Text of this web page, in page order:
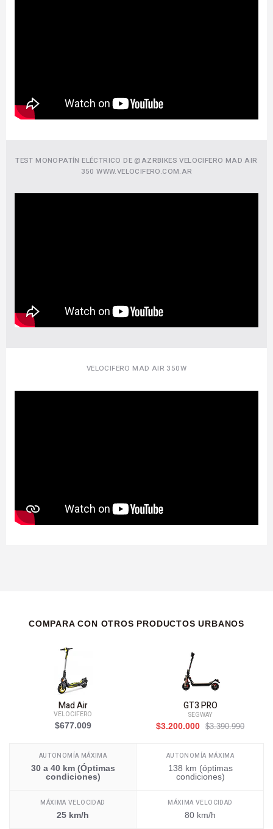
TEST MONOPATÍN ELÉCTRICO DE @AZRBIKES VELOCIFERO MAD AIR
350 WWW.VELOCIFERO.COM.AR
VELOCIFERO MAD AIR 350W
COMPARA CON OTROS PRODUCTOS URBANOS
Mad Air
VELOCIFERO
$677.009
AUTONOMÍA MÁXIMA
30 a 40 km (Óptimas
condiciones)
MÁXIMA VELOCIDAD
25 km/h
GT3 PRO
SEGWAY
$3.200.000
$3.390.990
AUTONOMÍA MÁXIMA
138 km (óptimas
condiciones)
MÁXIMA VELOCIDAD
80 km/h